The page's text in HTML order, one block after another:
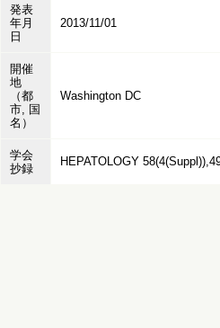
発表
年月
日
2013/11/01
開催
地
（都
市, 国
名）
Washington DC
学会
抄録
HEPATOLOGY